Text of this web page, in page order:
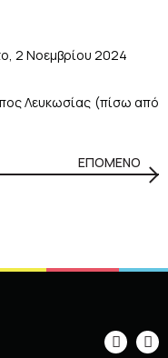
2 Νοεμβρίου 2024
Λευκωσίας (πίσω από
ΕΠΟΜΕΝΟ